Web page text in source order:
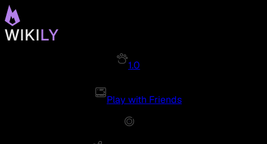
1.0
Play with Friends